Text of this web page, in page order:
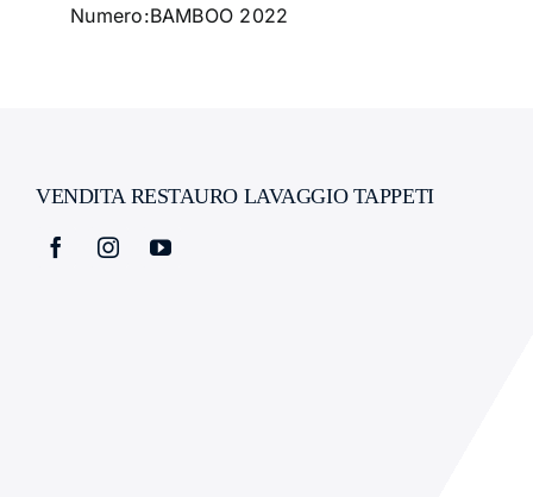
Numero:BAMBOO 2022
VENDITA RESTAURO LAVAGGIO TAPPETI